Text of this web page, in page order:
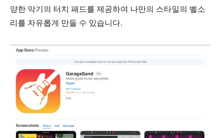
5단계.
양한 악기의 터치 패드를 제공하여 나만의 스타일의 벨소
리를 자유롭게 만들 수 있습니다.